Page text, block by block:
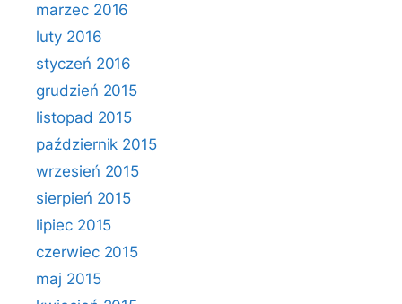
marzec 2016
luty 2016
styczeń 2016
grudzień 2015
listopad 2015
październik 2015
wrzesień 2015
sierpień 2015
lipiec 2015
czerwiec 2015
maj 2015